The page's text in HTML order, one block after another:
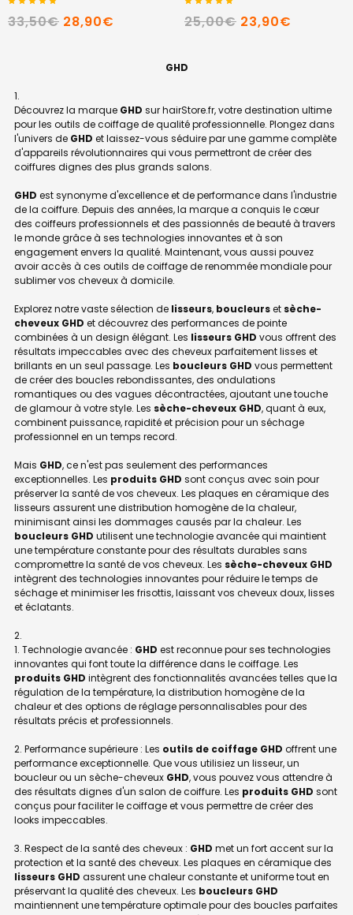
33,50€ 28,90€ 25,00€ 23,90€
GHD
Découvrez la marque GHD sur hairStore.fr, votre destination ultime
pour les outils de coiffage de qualité professionnelle. Plongez dans
l'univers de GHD et laissez-vous séduire par une gamme complète
d'appareils révolutionnaires qui vous permettront de créer des
coiffures dignes des plus grands salons.
GHD est synonyme d'excellence et de performance dans l'industrie
de la coiffure. Depuis des années, la marque a conquis le cœur
des coiffeurs professionnels et des passionnés de beauté à travers
le monde grâce à ses technologies innovantes et à son
engagement envers la qualité. Maintenant, vous aussi pouvez
avoir accès à ces outils de coiffage de renommée mondiale pour
sublimer vos cheveux à domicile.
Explorez notre vaste sélection de lisseurs, boucleurset sèche-
cheveux GHD et découvrez des performances de pointe
combinées à un design élégant. Les lisseurs GHD vous offrent des
résultats impeccables avec des cheveux parfaitement lisses et
brillants en un seul passage. Les boucleurs GHD vous permettent
de créer des boucles rebondissantes, des ondulations
romantiques ou des vagues décontractées, ajoutant une touche
de glamour à votre style. Les sèche-cheveux GHD, quant à eux,
combinent puissance, rapidité et précision pour un séchage
professionnel en un temps record.
Mais GHD, ce n'est pas seulement des performances
exceptionnelles. Les produits GHD sont conçus avec soin pour
préserver la santé de vos cheveux. Les plaques en céramique des
lisseurs assurent une distribution homogène de la chaleur,
minimisant ainsi les dommages causés par la chaleur. Les
boucleurs GHD utilisent une technologie avancée qui maintient
une température constante pour des résultats durables sans
compromettre la santé de vos cheveux. Les sèche-cheveux GHD
intègrent des technologies innovantes pour réduire le temps de
séchage et minimiser les frisottis, laissant vos cheveux doux, lisses
et éclatants.
1. Technologie avancée : GHD est reconnue pour ses technologies
innovantes qui font toute la différence dans le coiffage. Les
produits GHD intègrent des fonctionnalités avancées telles que la
régulation de la température, la distribution homogène de la
chaleur et des options de réglage personnalisables pour des
résultats précis et professionnels.
2. Performance supérieure : Les outils de coiffage GHD offrent une
performance exceptionnelle. Que vous utilisiez un lisseur, un
boucleur ou un sèche-cheveux GHD, vous pouvez vous attendre à
des résultats dignes d'un salon de coiffure. Les produits GHD sont
conçus pour faciliter le coiffage et vous permettre de créer des
looks impeccables.
3. Respect de la santé des cheveux : GHD met un fort accent sur la
protection et la santé des cheveux. Les plaques en céramique des
lisseurs GHD assurent une chaleur constante et uniforme tout en
préservant la qualité des cheveux. Les boucleurs GHD
maintiennent une température optimale pour des boucles parfaites